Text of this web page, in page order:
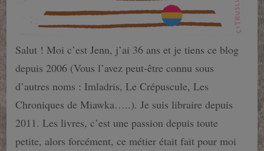
Salut ! Moi c’est Jenn, j’ai 36 ans et je tiens ce blog
depuis 2006 (Vous l’avez peut-être connu sous
d’autres noms : Imladris, Le Crépuscule, Les
Chroniques de Miawka…..). Je suis libraire depuis
2011. Les livres, c’est une passion depuis toute
petite, alors forcément, ce métier était fait pour moi